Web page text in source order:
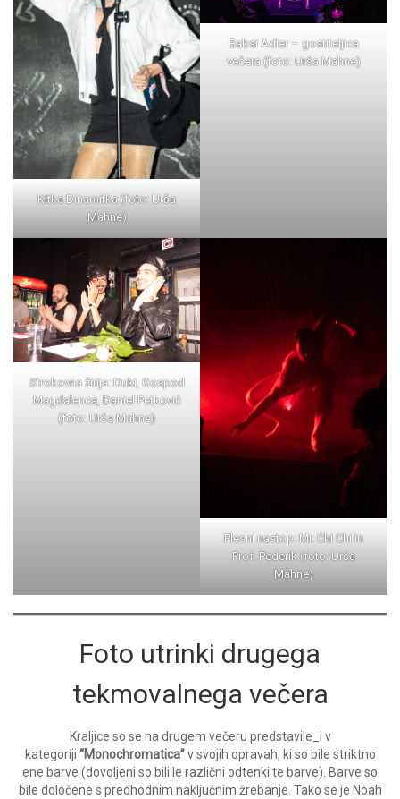
Kitka Dinamitka (foto: Urša
Mahne)
Babsi Adler – gostiteljica
večera (foto: Urša Mahne)
Strokovna žirija: Duki, Gospod
Magdalenca, Daniel Petković
(foto: Urša Mahne)
Plesni nastop: Mr. Chi Chi in
Prof. Pederik (foto: Urša
Mahne)
Foto utrinki drugega
tekmovalnega večera
Kraljice so se na drugem večeru predstavile_i v
kategoriji “Monochromatica”v svojih opravah, ki so bile striktno
ene barve (dovoljeni so bili le različni odtenki te barve). Barve so
bile določene s predhodnim naključnim žrebanje. Tako se je Noah